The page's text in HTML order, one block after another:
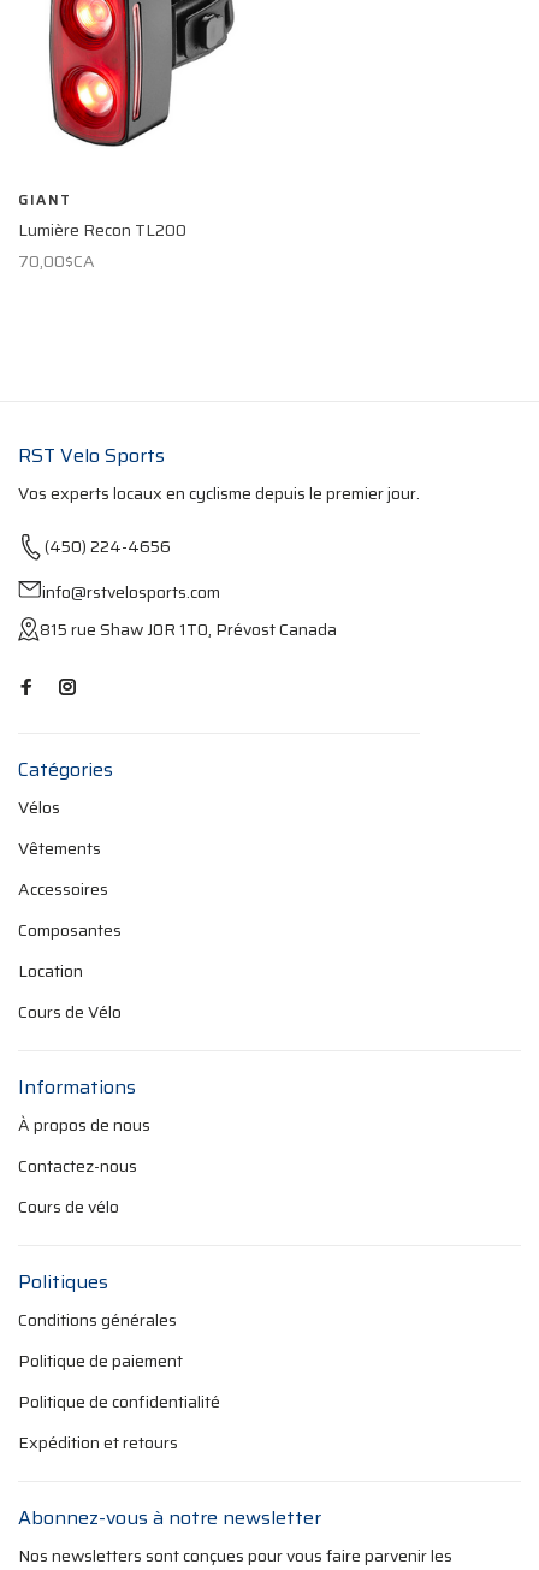
GIANT
Lumière Recon TL200
70,00$CA
RST Velo Sports
Vos experts locaux en cyclisme depuis le premier jour.
(450) 224-4656
info@rstvelosports.com
815 rue Shaw J0R 1T0, Prévost Canada
Catégories
Vélos
Vêtements
Accessoires
Composantes
Location
Cours de Vélo
Informations
À propos de nous
Contactez-nous
Cours de vélo
Politiques
Conditions générales
Politique de paiement
Politique de confidentialité
Expédition et retours
Abonnez-vous à notre newsletter
Nos newsletters sont conçues pour vous faire parvenir les